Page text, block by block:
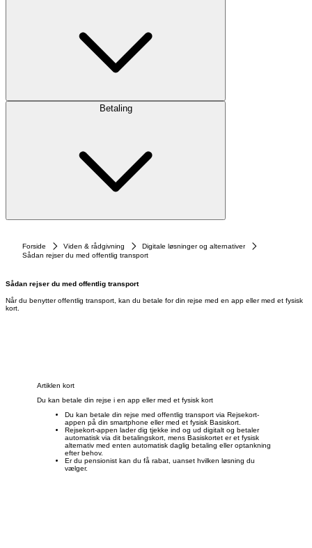
Betaling
Forside Viden & rådgivning
Digitale løsninger og alternativer
Sådan rejser du med offentlig transport
Sådan rejser du med offentlig transport
Når du benytter offentlig transport, kan du betale for din rejse med en app eller med et fysisk
kort.
Artiklen kort
Du kan betale din rejse i en app eller med et fysisk kort
Du kan betale din rejse med offentlig transport via Rejsekort-
appen på din smartphone eller med et fysisk Basiskort.
Rejsekort-appen lader dig tjekke ind og ud digitalt og betaler
automatisk via dit betalingskort, mens Basiskortet er et fysisk
alternativ med enten automatisk daglig betaling eller optankning
efter behov.
Er du pensionist kan du få rabat, uanset hvilken løsning du
vælger.